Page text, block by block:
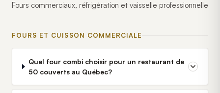
Fours commerciaux, réfrigération et vaisselle professionnelle
FOURS ET CUISSON COMMERCIALE
Quel four combi choisir pour un restaurant de
50 couverts au Québec?